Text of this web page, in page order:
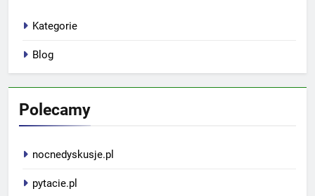
Kategorie
Blog
Polecamy
nocnedyskusje.pl
pytacie.pl